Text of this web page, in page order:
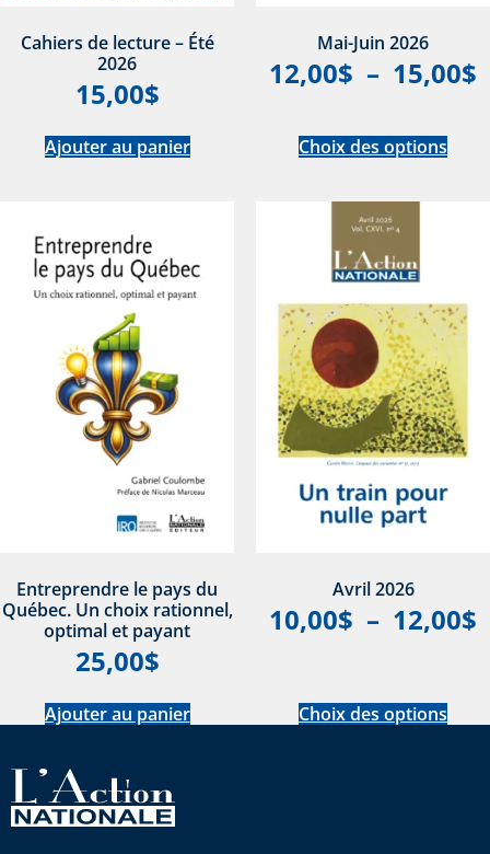
Cahiers de lecture – Été
2026
15,00$
Ajouter au panier
Mai-Juin 2026
12,00$ – 15,00$
Choix des options
Entreprendre le pays du
Québec. Un choix rationnel,
optimal et payant
25,00$
Ajouter au panier
Avril 2026
10,00$ – 12,00$
Choix des options